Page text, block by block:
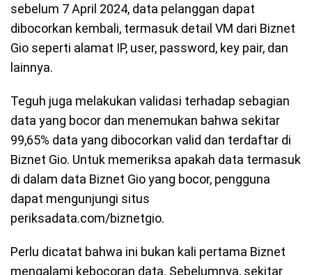
sebelum 7 April 2024, data pelanggan dapat
dibocorkan kembali, termasuk detail VM dari Biznet
Gio seperti alamat IP, user, password, key pair, dan
lainnya.
Teguh juga melakukan validasi terhadap sebagian
data yang bocor dan menemukan bahwa sekitar
99,65% data yang dibocorkan valid dan terdaftar di
Biznet Gio. Untuk memeriksa apakah data termasuk
di dalam data Biznet Gio yang bocor, pengguna
dapat mengunjungi situs
periksadata.com/biznetgio.
Perlu dicatat bahwa ini bukan kali pertama Biznet
mengalami kebocoran data. Sebelumnya, sekitar